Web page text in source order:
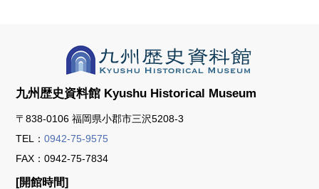
九州歴史資料館 Kyushu Historical Museum
〒838-0106 福岡県小郡市三沢5208-3
TEL：0942-75-9575
FAX：0942-75-7834
[開館時間]